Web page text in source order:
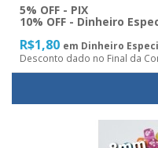
5% OFF - PIX
10% OFF - Dinheiro
R$1,80 em Dinheiro
Desconto dado no Final da